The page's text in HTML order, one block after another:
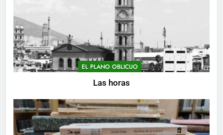
EL PLANO OBLICUO
Las horas